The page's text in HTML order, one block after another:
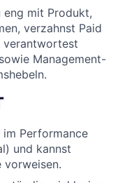
mit Produkt,
verzahnst Paid
verantwortest
Management-
im Performance
und kannst
vorweisen.